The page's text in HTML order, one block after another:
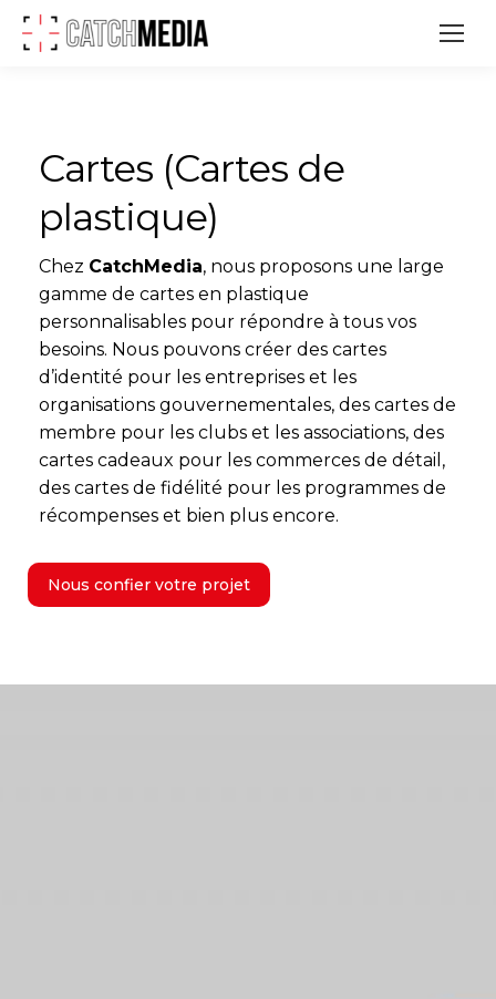
Cartes (Cartes de
plastique)
Chez CatchMedia, nous proposons une large
gamme de cartes en plastique
personnalisables pour répondre à tous vos
besoins. Nous pouvons créer des cartes
d’identité pour les entreprises et les
organisations gouvernementales, des cartes de
membre pour les clubs et les associations, des
cartes cadeaux pour les commerces de détail,
des cartes de fidélité pour les programmes de
récompenses et bien plus encore.
Nous confier votre projet